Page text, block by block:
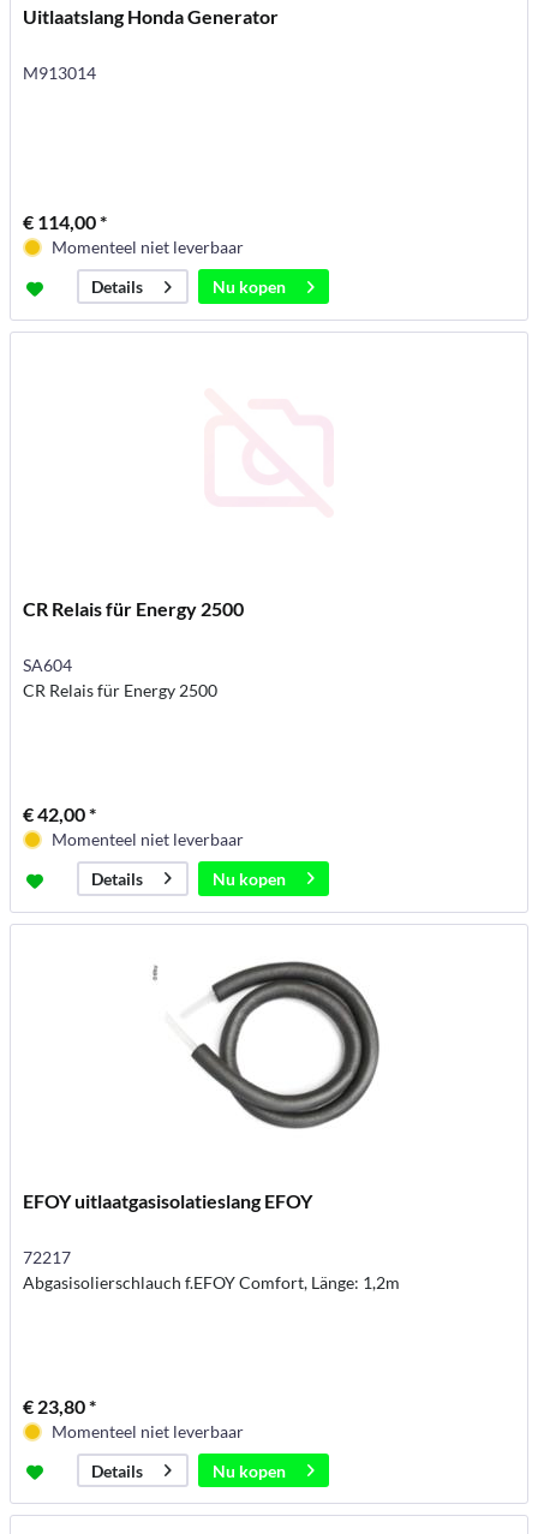
Uitlaatslang Honda Generator
M913014
€ 114,00 *
Momenteel niet leverbaar
Details
Nu kopen
CR Relais für Energy 2500
SA604
CR Relais für Energy 2500
€ 42,00 *
Momenteel niet leverbaar
Details
Nu kopen
EFOY uitlaatgasisolatieslang EFOY
72217
Abgasisolierschlauch f.EFOY Comfort, Länge: 1,2m
€ 23,80 *
Momenteel niet leverbaar
Details
Nu kopen